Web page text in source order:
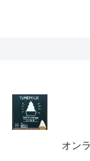
オン